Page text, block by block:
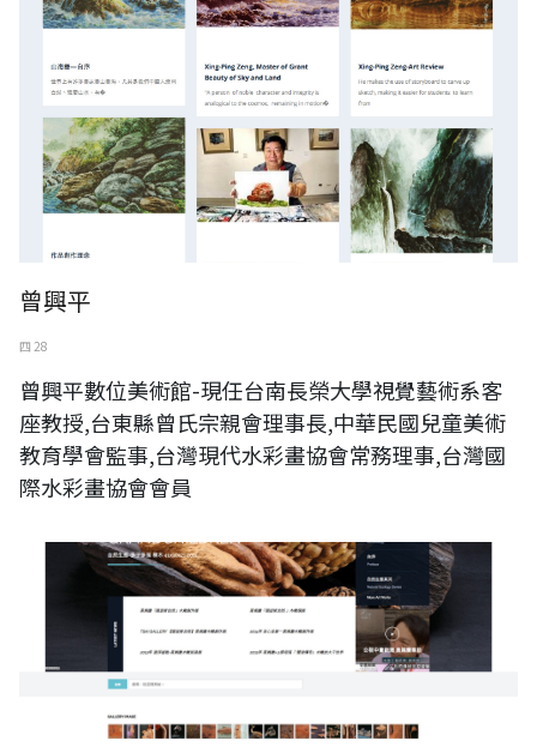
曾興平
四 28
曾興平數位美術館-現任台南長榮大學視覺藝術系客
座教授,台東縣曾氏宗親會理事長,中華民國兒童美術
教育學會監事,台灣現代水彩畫協會常務理事,台灣國
際水彩畫協會會員